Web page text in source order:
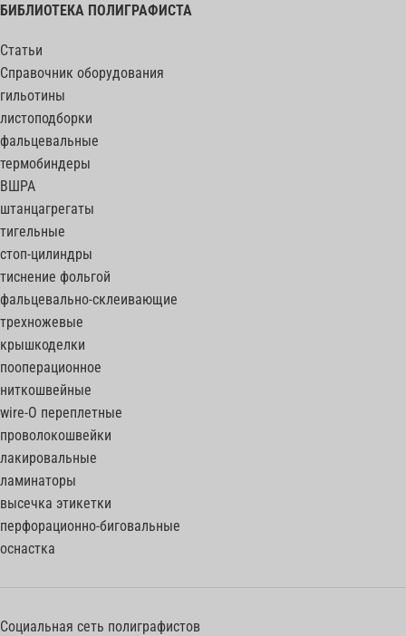
БИБЛИОТЕКА ПОЛИГРАФИСТА
Статьи
Справочник оборудования
гильотины
листоподборки
фальцевальные
термобиндеры
ВШРА
штанцагрегаты
тигельные
стоп-цилиндры
тиснение фольгой
фальцевально-склеивающие
трехножевые
крышкоделки
пооперационное
ниткошвейные
wire-O переплетные
проволокошвейки
лакировальные
ламинаторы
высечка этикетки
перфорационно-биговальные
оснастка
Социальная сеть полиграфистов